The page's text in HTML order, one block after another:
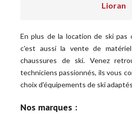
Lioran
En plus de la location de ski pas
c'est aussi la vente de
chaussures de ski. Venez
techniciens passionnés, ils vous
choix d'équipements de ski
Nos marques :